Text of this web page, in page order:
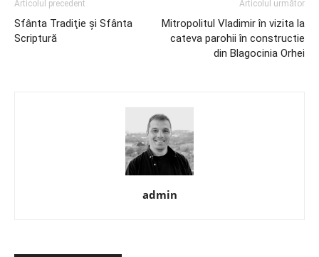
Articolul precedent
Sfânta Tradiţie şi Sfânta
Scriptură
Articolul următor
Mitropolitul Vladimir în vizita la
cateva parohii în constructie
din Blagocinia Orhei
admin